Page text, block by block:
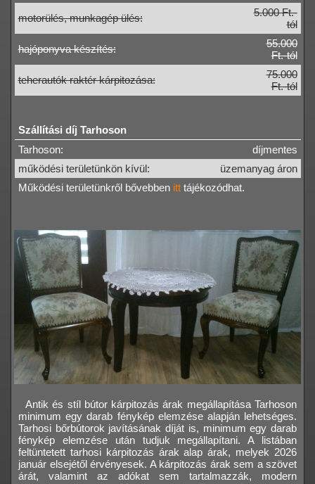
motorülés, munkagép ülés:
5.000 Ft.-
tól
hajóponyva készítés:
55.000
Ft.-tól
teherautók raktér kárpitozása:
75.000
Ft.-tól
Szállítási díj Tarhoson
Tarhoson:
díjmentes
működési területünkön kívül:
üzemanyag áron
Működési területünkről bővebben itttájékozódhat.
Antik és stíl bútor kárpitozás árak megállapítása Tarhoson
minimum egy darab fénykép elemzése alapján lehetséges.
Tarhosi bőrbútorok javításának díját is, minimum egy darab
fénykép elemzése után tudjuk megállapítani. A listában
feltüntetett tarhosi kárpitozás árak alap árak, melyek 2026
január elsejétől érvényesek. A kárpitozás árak sem a szövet
árát, valamint az adókat sem tartalmazzák, modern